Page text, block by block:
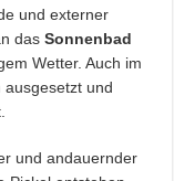
und externer
dasSonnenbad
Wetter. Auch im
ausgesetzt und
und andauernder